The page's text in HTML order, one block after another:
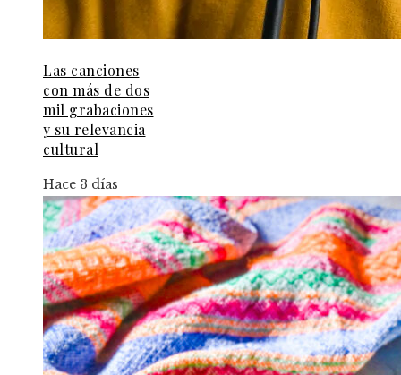
Las canciones
con más de dos
mil grabaciones
y su relevancia
cultural
Hace 3 días